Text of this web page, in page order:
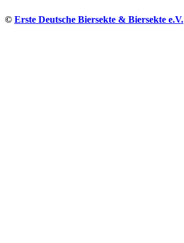
© Erste Deutsche Biersekte & Biersekte e.V.